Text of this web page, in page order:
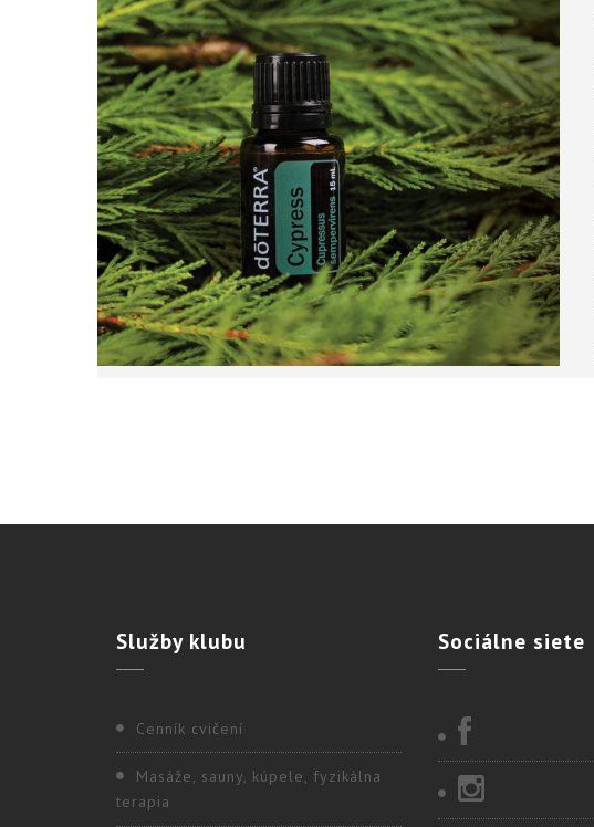
Službyklubu
Cenník cvičení
Masáže, sauny, kúpele, fyzikálna
terapia
Sociálne siete